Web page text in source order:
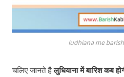
ludhiana me
चलिए जानते हैलुधियाना में बारिश कब